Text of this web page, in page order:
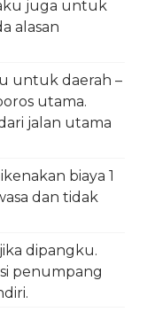
juga untuk
alasan
untuk daerah –
utama.
jalan utama
biaya 1
dan tidak
dipangku.
penumpang